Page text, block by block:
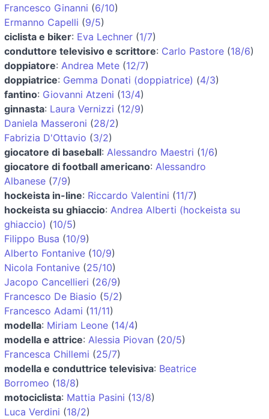
Francesco Ginanni (6/10)
Ermanno Capelli (9/5)
ciclista e biker: Eva Lechner (1/7)
conduttore televisivo e scrittore: Carlo Pastore (18/6)
doppiatore: Andrea Mete (12/7)
doppiatrice: Gemma Donati (doppiatrice) (4/3)
fantino: Giovanni Atzeni (13/4)
ginnasta: Laura Vernizzi (12/9)
Daniela Masseroni (28/2)
Fabrizia D'Ottavio (3/2)
giocatore di baseball: Alessandro Maestri (1/6)
giocatore di football americano: Alessandro
Albanese (7/9)
hockeista in-line: Riccardo Valentini (11/7)
hockeista su ghiaccio: Andrea Alberti (hockeista su
ghiaccio) (10/5)
Filippo Busa (10/9)
Alberto Fontanive (10/9)
Nicola Fontanive (25/10)
Jacopo Cancellieri (26/9)
Francesco De Biasio (5/2)
Francesco Adami (11/11)
modella: Miriam Leone (14/4)
modella e attrice: Alessia Piovan (20/5)
Francesca Chillemi (25/7)
modella e conduttrice televisiva: Beatrice
Borromeo (18/8)
motociclista: Mattia Pasini (13/8)
Luca Verdini (18/2)